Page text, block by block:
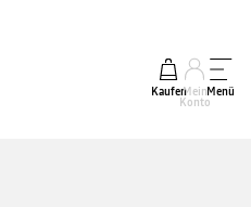
KaufenMein
Konto
Menü